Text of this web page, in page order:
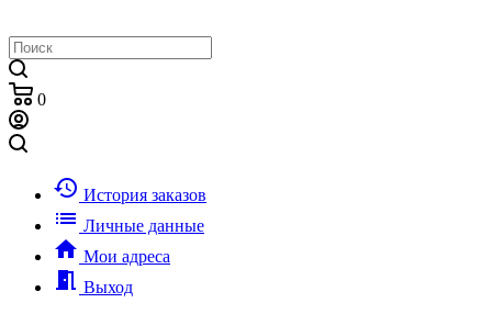
0
history История заказов
list Личные данные
home Мои адреса
meeting_room Выход